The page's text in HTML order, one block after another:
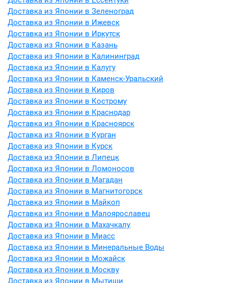
Доставка из Японии в Зеленоград
Доставка из Японии в Ижевск
Доставка из Японии в Иркутск
Доставка из Японии в Казань
Доставка из Японии в Калининград
Доставка из Японии в Калугу
Доставка из Японии в Каменск-Уральский
Доставка из Японии в Киров
Доставка из Японии в Кострому
Доставка из Японии в Краснодар
Доставка из Японии в Красноярск
Доставка из Японии в Курган
Доставка из Японии в Курск
Доставка из Японии в Липецк
Доставка из Японии в Ломоносов
Доставка из Японии в Магадан
Доставка из Японии в Магнитогорск
Доставка из Японии в Майкоп
Доставка из Японии в Малоярославец
Доставка из Японии в Махачкалу
Доставка из Японии в Миасс
Доставка из Японии в Минеральные Воды
Доставка из Японии в Можайск
Доставка из Японии в Москву
Доставка из Японии в Мытищи